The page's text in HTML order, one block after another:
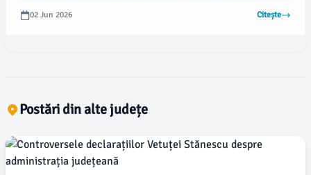
la bustul lui Ion I.C. Brătianu.
02 Jun 2026 Citește
Postări din alte județe